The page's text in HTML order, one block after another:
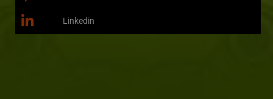
Linkedin